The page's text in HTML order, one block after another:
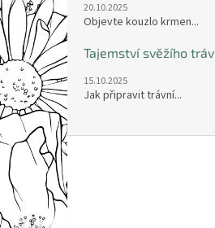
20.10.2025
Objevte kouzlo krmen...
Tajemství svěžího
15.10.2025
Jak připravit trávní...
Z
p
t